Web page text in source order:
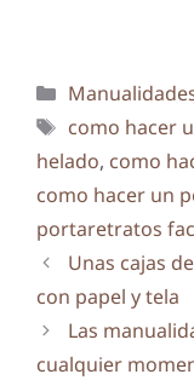
Categorías
Etiquetas
como hacer
helado, como
como hacer un
portaretratos
Unas cajas
con papel y tela
Las
cualquier